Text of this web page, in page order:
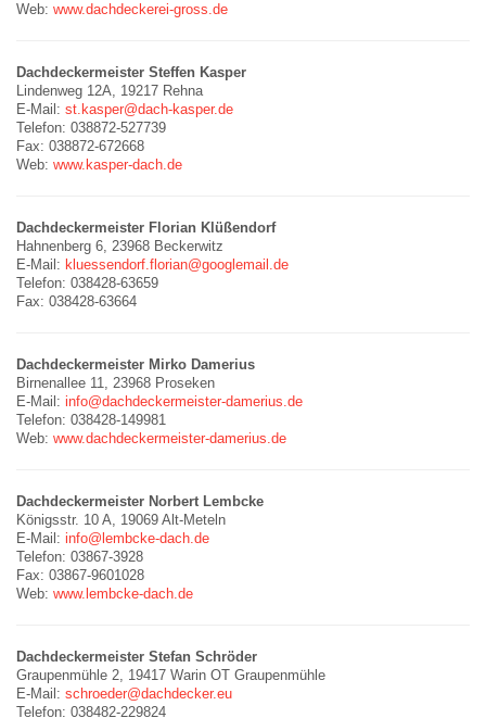
Web: www.dachdeckerei-gross.de
Dachdeckermeister Steffen Kasper
Lindenweg 12A, 19217 Rehna
E-Mail: st.kasper@dach-kasper.de
Telefon: 038872-527739
Fax: 038872-672668
Web: www.kasper-dach.de
Dachdeckermeister Florian Klüßendorf
Hahnenberg 6, 23968 Beckerwitz
E-Mail: kluessendorf.florian@googlemail.de
Telefon: 038428-63659
Fax: 038428-63664
Dachdeckermeister Mirko Damerius
Birnenallee 11, 23968 Proseken
E-Mail: info@dachdeckermeister-damerius.de
Telefon: 038428-149981
Web: www.dachdeckermeister-damerius.de
Dachdeckermeister Norbert Lembcke
Königsstr. 10 A, 19069 Alt-Meteln
E-Mail: info@lembcke-dach.de
Telefon: 03867-3928
Fax: 03867-9601028
Web: www.lembcke-dach.de
Dachdeckermeister Stefan Schröder
Graupenmühle 2, 19417 Warin OT Graupenmühle
E-Mail: schroeder@dachdecker.eu
Telefon: 038482-229824